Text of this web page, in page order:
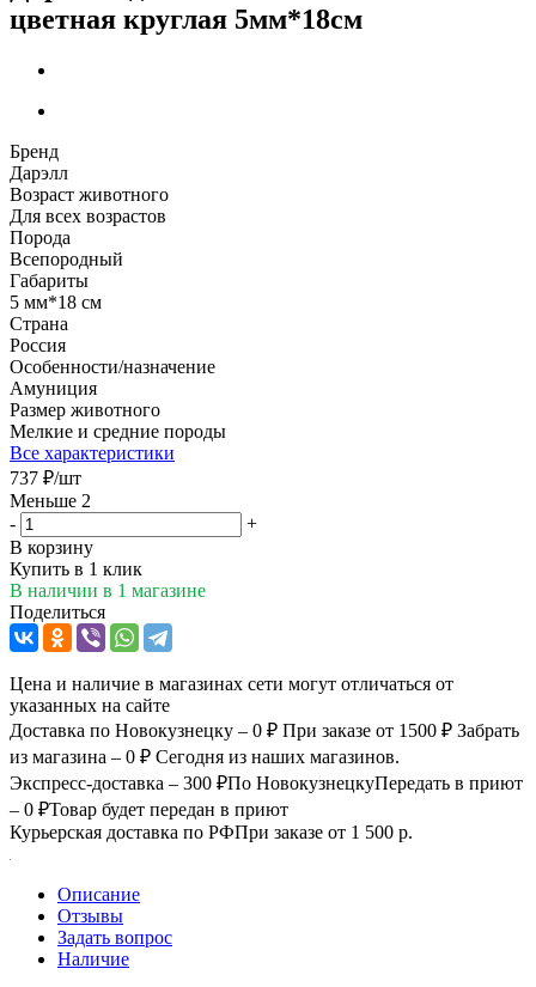
цветная круглая 5мм*18см
Бренд
Дарэлл
Возраст животного
Для всех возрастов
Порода
Всепородный
Габариты
5 мм*18 см
Страна
Россия
Особенности/назначение
Амуниция
Размер животного
Мелкие и средние породы
Все характеристики
737 ₽/шт
Меньше 2
-
+
В корзину
Купить в 1 клик
В наличии в 1 магазине
Поделиться
Цена и наличие в магазинах сети могут отличаться от
указанных на сайте
Доставка по Новокузнецку – 0 ₽ При заказе от 1500 ₽ Забрать
из магазина – 0 ₽ Сегодня из наших магазинов.
Экспресс-доставка – 300 ₽По НовокузнецкуПередать в приют
– 0 ₽Товар будет передан в приют
Курьерская доставка по РФПри заказе от 1 500 р.
Описание
Отзывы
Задать вопрос
Наличие